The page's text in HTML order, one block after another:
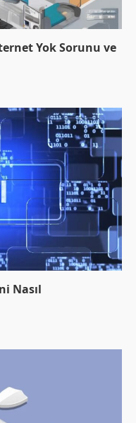
Yok Sorunu ve
Nasıl